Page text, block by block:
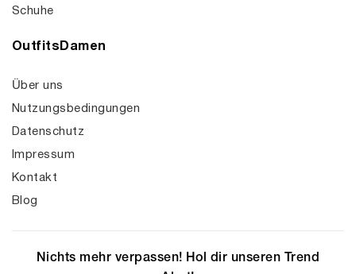
Schuhe
OutfitsDamen
Über uns
Nutzungsbedingungen
Datenschutz
Impressum
Kontakt
Blog
Nichts mehr verpassen! Hol dir unseren Trend